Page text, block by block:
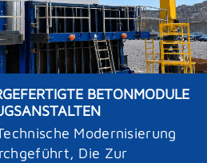
BETONMODULE
Modernisierung
Die Zur